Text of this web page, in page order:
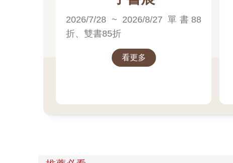
2026/7/28 ~ 2026/8/27 單書88
折、雙書85折
看更多